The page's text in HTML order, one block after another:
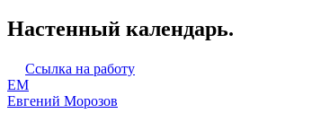
Настенный календарь.
Ссылка на работу
ЕМ
Евгений Морозов